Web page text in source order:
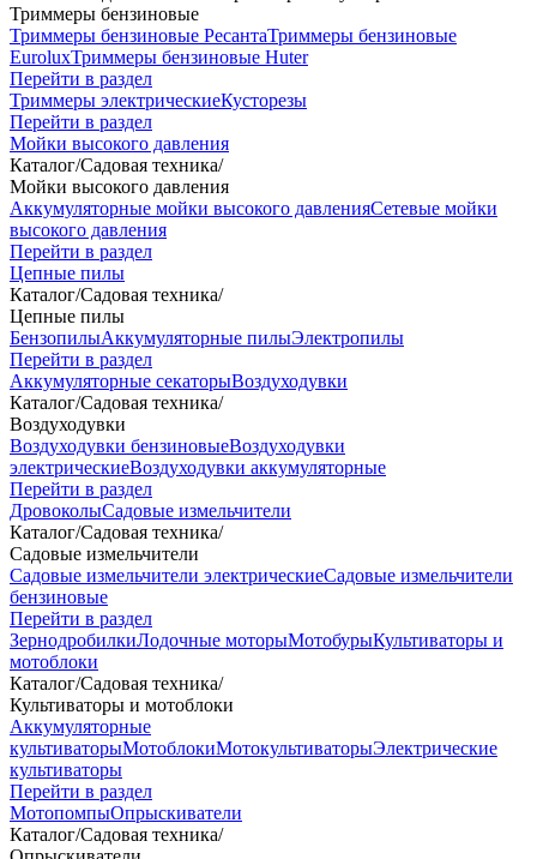
Триммеры бензиновые
Триммеры бензиновые РесантаТриммеры бензиновые
EuroluxТриммеры бензиновые Huter
Перейти в раздел
Триммеры электрическиеКусторезы
Перейти в раздел
Мойки высокого давления
Каталог/Садовая техника/
Мойки высокого давления
Аккумуляторные мойки высокого давленияСетевые мойки
высокого давления
Перейти в раздел
Цепные пилы
Каталог/Садовая техника/
Цепные пилы
БензопилыАккумуляторные пилыЭлектропилы
Перейти в раздел
Аккумуляторные секаторыВоздуходувки
Каталог/Садовая техника/
Воздуходувки
Воздуходувки бензиновыеВоздуходувки
электрическиеВоздуходувки аккумуляторные
Перейти в раздел
ДровоколыСадовые измельчители
Каталог/Садовая техника/
Садовые измельчители
Садовые измельчители электрическиеСадовые измельчители
бензиновые
Перейти в раздел
ЗернодробилкиЛодочные моторыМотобурыКультиваторы и
мотоблоки
Каталог/Садовая техника/
Культиваторы и мотоблоки
Аккумуляторные
культиваторыМотоблокиМотокультиваторыЭлектрические
культиваторы
Перейти в раздел
МотопомпыОпрыскиватели
Каталог/Садовая техника/